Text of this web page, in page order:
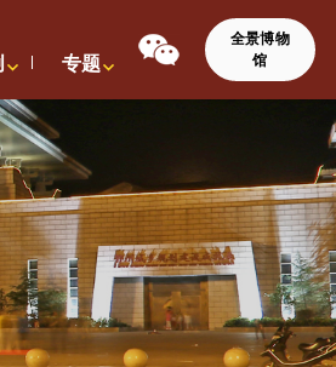
专题
全景博物
馆